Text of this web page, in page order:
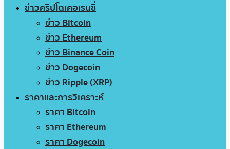
ข่าวคริปโตเคอเรนซี่
ข่าว Bitcoin
ข่าว Ethereum
ข่าว Binance Coin
ข่าว Dogecoin
ข่าว Ripple (XRP)
ราคาและการวิเคราะห์
ราคา Bitcoin
ราคา Ethereum
ราคา Dogecoin